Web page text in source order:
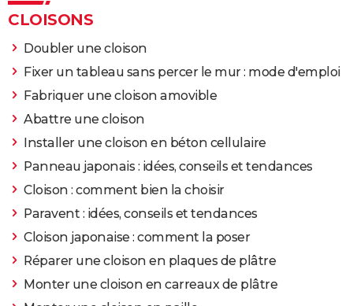
Plafond en brique
travaux
CLOISONS
Doubler une cloison
Fixer un tableau sans percer le mur : mode d'emploi
Fabriquer une cloison amovible
Abattre une cloison
Installer une cloison en béton cellulaire
Panneau japonais : idées, conseils et tendances
Cloison : comment bien la choisir
Paravent : idées, conseils et tendances
Cloison japonaise : comment la poser
Réparer une cloison en plaques de plâtre
Monter une cloison en carreaux de plâtre